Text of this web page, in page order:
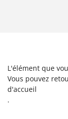
Adresse
L'élément que
Vous pouvez
d'accueil
.